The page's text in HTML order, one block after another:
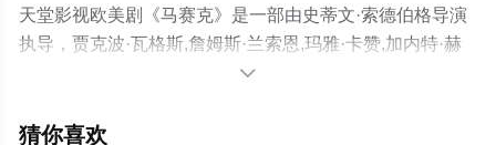
天堂影视欧美剧《马赛克》是一部由史蒂文·索德伯格导演
执导，贾克波·瓦格斯,詹姆斯·兰索恩,玛雅·卡赞,加内特·赫
德兰,博·布里奇斯,莎朗·斯通,戴文·雷特瑞,弗雷德里克·韦勒,
尔·瑟沃瑞斯,Zandy·Hartig等演员精彩演绎的美国电视剧，

猜你喜欢